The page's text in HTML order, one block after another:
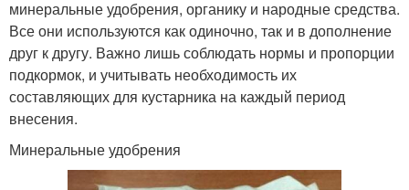
минеральные удобрения, органику и народные средства.
Все они используются как одиночно, так и в дополнение
друг к другу. Важно лишь соблюдать нормы и пропорции
подкормок, и учитывать необходимость их
составляющих для кустарника на каждый период
внесения.
Минеральные удобрения